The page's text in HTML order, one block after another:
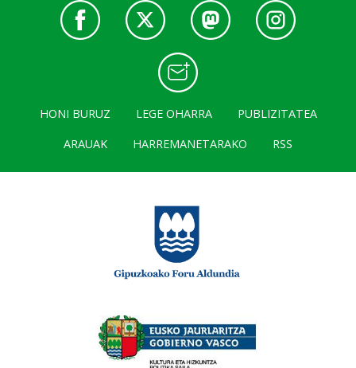
HONI BURUZ LEGE OHARRA
PUBLIZITATEA
ARAUAK
HARREMANETARAKO RSS